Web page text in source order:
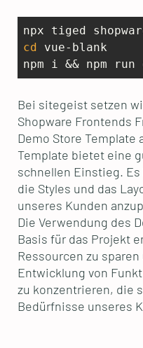
cd
vue-blank
Bei sitegeist setzen
Shopware Frontends
Demo Store Template
Template bietet eine
schnellen Einstieg.
die Styles und das
unseres Kunden
Die Verwendung des
Basis für das Projekt
Ressourcen zu
Entwicklung von
zu konzentrieren, die
Bedürfnisse unseres